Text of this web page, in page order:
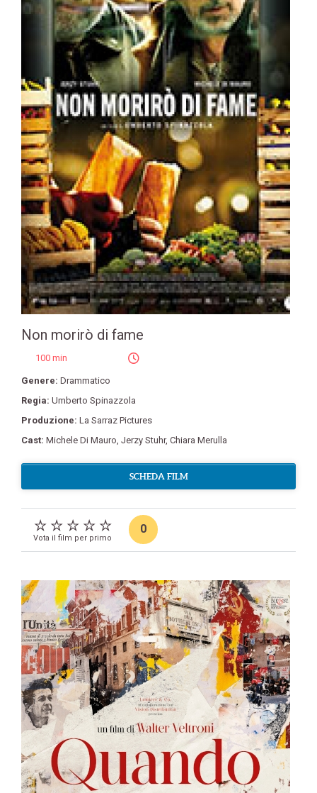
Non morirò di fame
100 min
Genere: Drammatico
Regia: Umberto Spinazzola
Produzione: La Sarraz Pictures
Cast: Michele Di Mauro Jerzy Stuhr, Chiara Merulla
SCHEDA FILM
Vota il film per primo
0